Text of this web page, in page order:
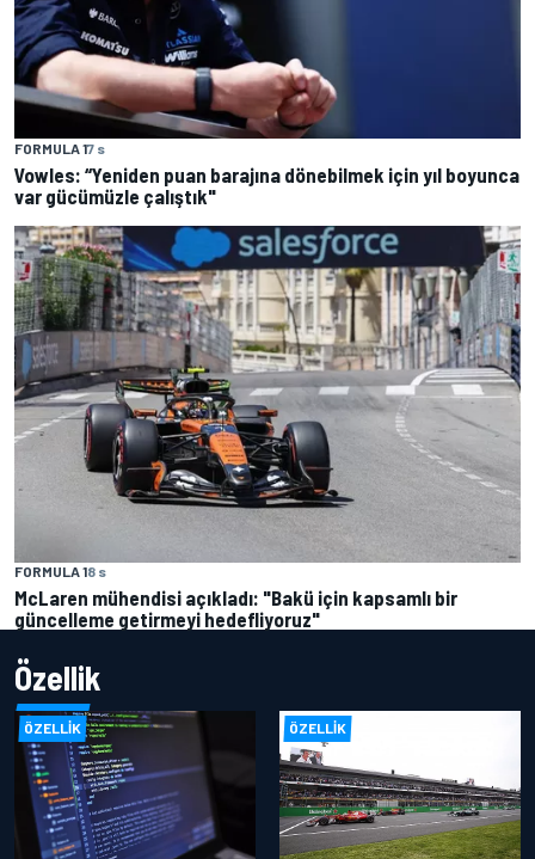
FORMULA 17 s
Vowles: “Yeniden puan barajına dönebilmek için yıl boyunca
var gücümüzle çalıştık"
FORMULA 18 s
McLaren mühendisi açıkladı: "Bakü için kapsamlı bir
güncelleme getirmeyi hedefliyoruz"
Özellik
ÖZELLIK ÖZELLIK